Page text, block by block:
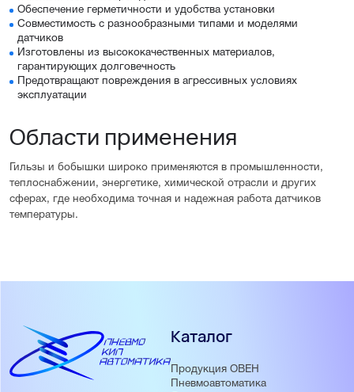
Обеспечение герметичности и удобства установки
Совместимость с разнообразными типами и моделями
датчиков
Изготовлены из высококачественных материалов,
гарантирующих долговечность
Предотвращают повреждения в агрессивных условиях
эксплуатации
Области применения
Гильзы и бобышки широко применяются в промышленности,
теплоснабжении, энергетике, химической отрасли и других
сферах, где необходима точная и надежная работа датчиков
температуры.
Каталог
Продукция ОВЕН
Пневмоавтоматика